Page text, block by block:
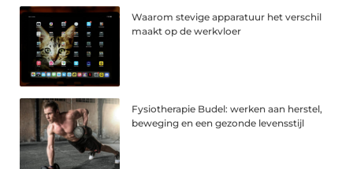
Waarom stevige apparatuur het verschil
maakt op de werkvloer
Fysiotherapie Budel: werken aan herstel,
beweging en een gezonde levensstijl